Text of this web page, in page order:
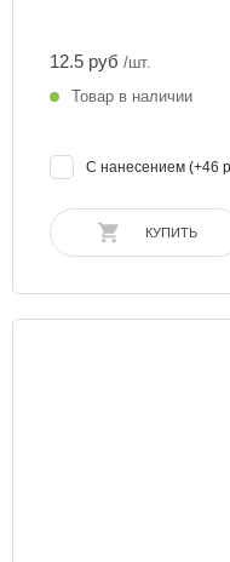
12.5 руб /шт.
Товар в наличии
С нанесением (+46
КУПИТЬ